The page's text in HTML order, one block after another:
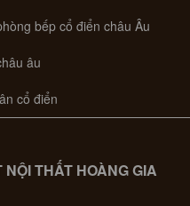
bếp cổ điển châu Âu
âu
cổ điển
THẤT HOÀNG GIA